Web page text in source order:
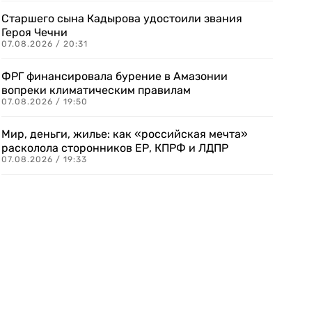
Старшего сына Кадырова удостоили звания
Героя Чечни
07.08.2026 / 20:31
ФРГ финансировала бурение в Амазонии
вопреки климатическим правилам
07.08.2026 / 19:50
Мир, деньги, жилье: как «российская мечта»
расколола сторонников ЕР, КПРФ и ЛДПР
07.08.2026 / 19:33